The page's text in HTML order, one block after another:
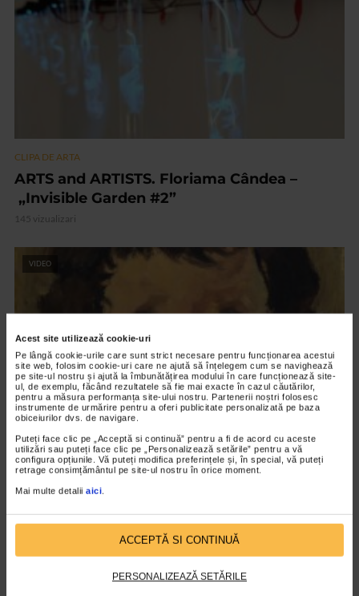
Acest site utilizează cookie-uri
Pe lângă cookie-urile care sunt strict necesare pentru funcționarea acestui
site web, folosim cookie-uri care ne ajută să înțelegem cum se navighează
pe site-ul nostru și ajută la îmbunătățirea modului în care funcționează site-
ul, de exemplu, făcând rezultatele să fie mai exacte în cazul căutărilor,
pentru a măsura performanța site-ului nostru. Partenerii noștri folosesc
instrumente de urmărire pentru a oferi publicitate personalizată pe baza
obiceiurilor dvs. de navigare.
Puteți face clic pe „Acceptă si continuă” pentru a fi de acord cu aceste
utilizări sau puteți face clic pe „Personalizează setările” pentru a vă
configura opțiunile. Vă puteți modifica preferințele și, în special, vă puteți
retrage consimțământul pe site-ul nostru în orice moment.
Mai multe detalii aici
ACCEPTĂ SI CONTINUĂ
PERSONALIZEAZĂ SETĂRILE
CLIPA DE ARTA
ARTS and ARTISTS. Floriama Cândea –
„Invisible Garden #2”
145 vizualizari
VIDEO
CLIPA DE ARTA
Nicolae Tonitza – Pictor al copiilor
163 vizualizari
RECOMANDĂRI